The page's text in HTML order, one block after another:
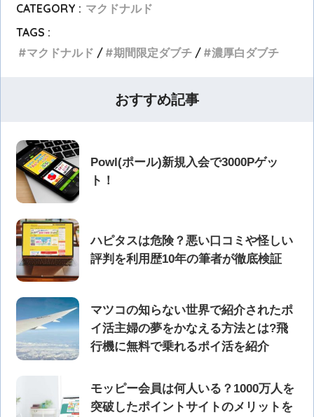
CATEGORY : マクドナルド
TAGS :
マクドナルド
期間限定ダブチ 濃厚白ダブチ
おすすめ記事
Powl(ポール)新規入会で3000Pゲッ
ト！
ハピタスは危険？悪い口コミや怪しい
評判を利用歴10年の筆者が徹底検証
マツコの知らない世界で紹介されたポ
イ活主婦の夢をかなえる方法とは?飛
行機に無料で乗れるポイ活を紹介
モッピー会員は何人いる？1000万人を
突破したポイントサイトのメリットを